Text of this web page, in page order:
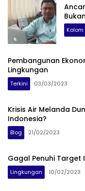
Kolom
Pembangunan
Lingkungan
Terkini 03/03/2023
Krisis Air Melanda
Indonesia?
Blog 21/02/2023
Gagal Penuhi Target
Lingkungan 10/02/2023